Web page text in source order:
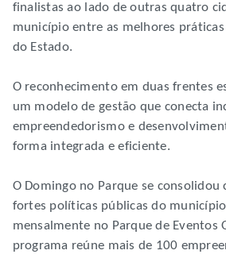
finalistas ao lado de outras quatro
município entre as melhores
do Estado.
O reconhecimento em duas frentes
um modelo de gestão que conecta
empreendedorismo e
forma integrada e eficiente.
O Domingo no Parque se consolidou
fortes políticas públicas do
mensalmente no Parque de Eventos
programa reúne mais de 100